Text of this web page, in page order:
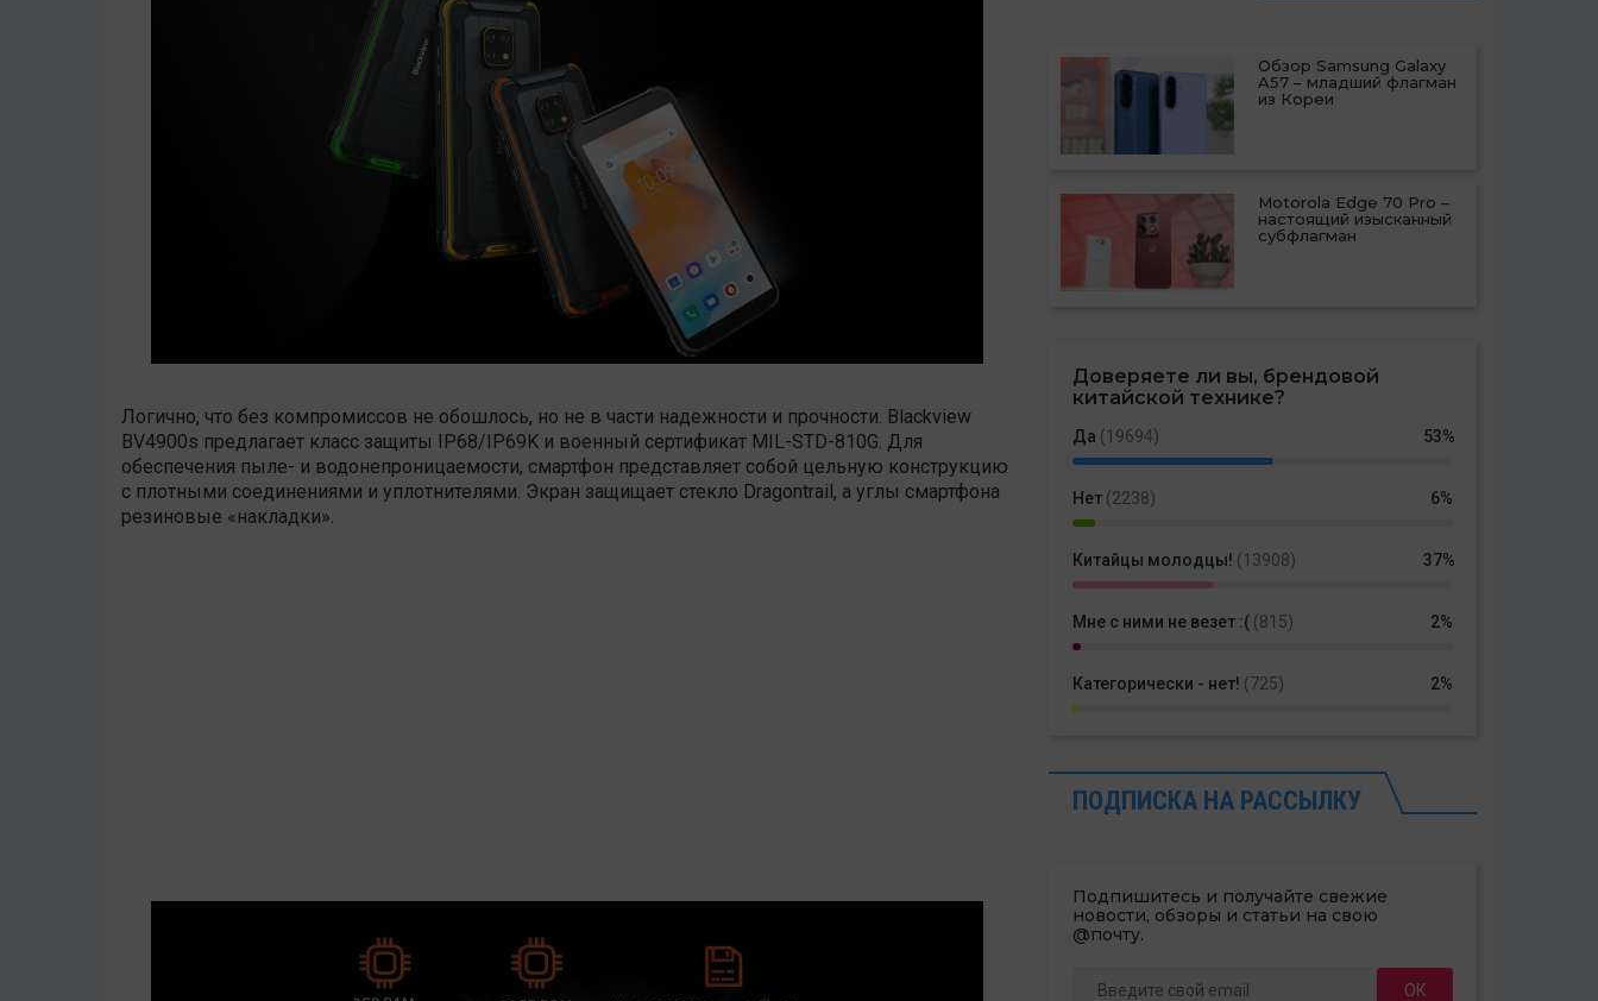
Логично, что без компромиссов не обошлось, но не в части надежности и прочности. Blackview
BV4900s предлагает класс защиты IP68/IP69K и военный сертификат MIL-STD-810G. Для
обеспечения пыле- и водонепроницаемости, смартфон представляет собой цельную конструкцию
с плотными соединениями и уплотнителями. Экран защищает стекло Dragontrail, а углы смартфона
резиновые «накладки».
Обзор Samsung Galaxy
A57 – младший флагман
из Кореи
Motorola Edge 70 Pro –
настоящий изысканный
субфлагман
Доверяете ли вы, брендовой
китайской технике?
Да (19694) 53%
Нет (2238) 6%
Китайцы молодцы! (13908) 37%
Мне с ними не везет :( (815) 2%
Категорически - нет! (725) 2%
ПОДПИСКА НА РАССЫЛКУ
Подпишитесь и получайте свежие
новости, обзоры и статьи на свою
@почту.
ОК